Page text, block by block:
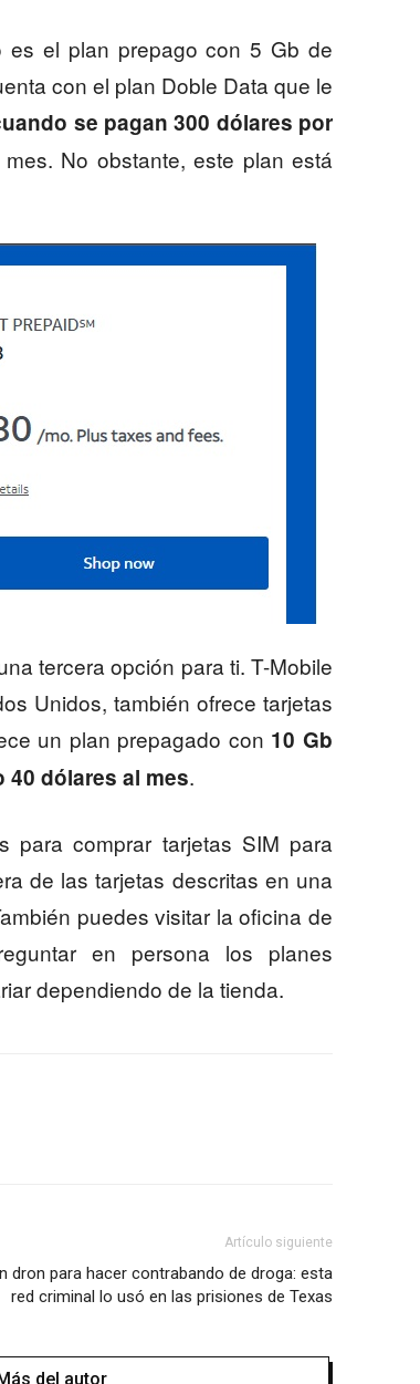
es el plan prepago con 5 Gb de
con el plan Doble Data que le
se pagan 300 dólares por
No obstante, este plan está
tercera opción para ti. T-Mobile
Unidos, también ofrece tarjetas
un plan prepagado con 10 Gb
dólares al mes.
para comprar tarjetas SIM para
de las tarjetas descritas en una
puedes visitar la oficina de
en persona los planes
dependiendo de la tienda.
Artículo siguiente
dron para hacer contrabando de droga: esta
red criminal lo usó en las prisiones de Texas
del autor